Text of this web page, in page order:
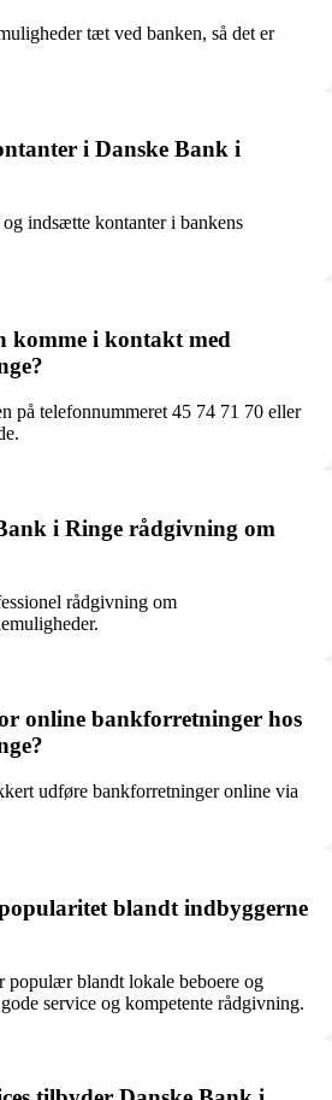
tæt ved banken, så det er
i Danske Bank i
indsætte kontanter i bankens
komme i kontakt med
på telefonnummeret 45 74 71 70 eller
i Ringe rådgivning om
rådgivning om
online bankforretninger hos
udføre bankforretninger online via
blandt indbyggerne
populær blandt lokale beboere og
service og kompetente rådgivning.